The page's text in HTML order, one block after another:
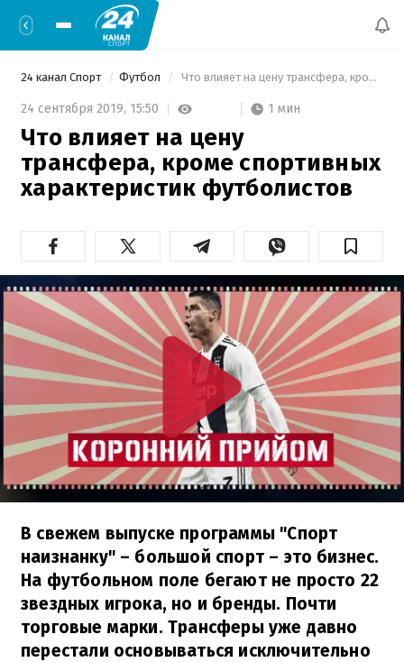
24 канал Спорт Футбол Что влияет на цену трансфера, кроме спортивных характеристик футболистов
24 сентября 2019, 15:50 1 мин
Что влияет на цену
трансфера, кроме спортивных
характеристик футболистов
В свежем выпуске программы "Спорт
наизнанку" – большой спорт – это бизнес.
На футбольном поле бегают не просто 22
звездных игрока, но и бренды. Почти
торговые марки. Трансферы уже давно
перестали основываться исключительно